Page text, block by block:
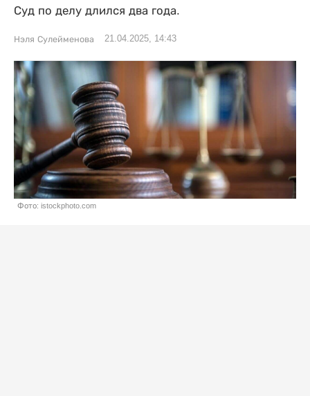
Суд по делу длился два года.
Нэля Сулейменова 21.04.2025, 14:43
Фото: istockphoto.com